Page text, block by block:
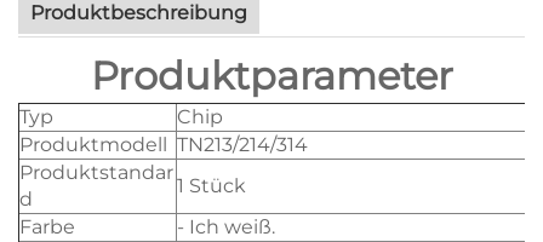
Produktbeschreibung
Produktparameter
Typ
Chip
Produktmodell
TN213/214/314
Produktstandar
d
1 Stück
Farbe
- Ich weiß.